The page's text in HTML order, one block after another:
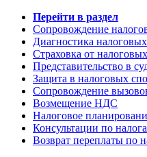
Перейти в раздел
Сопровождение
Диагностика
Страховка от
Представительство в
Защита в налоговых
Сопровождение
Возмещение НДС
Налоговое
Консультации по
Возврат переплаты по